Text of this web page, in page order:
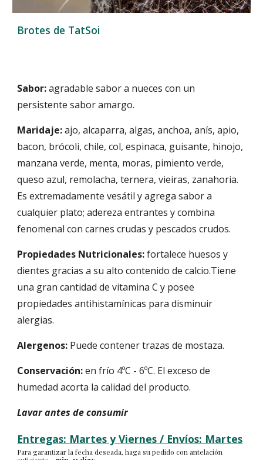
Brotes de TatSoi
Sabor: agradable sabor a nueces con un
persistente sabor amargo.
Maridaje: ajo, alcaparra, algas, anchoa, anís, apio,
bacon, brócoli, chile, col, espinaca, guisante, hinojo,
manzana verde, menta, moras, pimiento verde,
queso azul, remolacha, ternera, vieiras, zanahoria.
Es extremadamente vesátil y agrega sabor a
cualquier plato; adereza entrantes y combina
fenomenal con carnes crudas y pescados crudos.
Propiedades Nutricionales: fortalece huesos y
dientes gracias a su alto contenido de calcio.Tiene
una gran cantidad de vitamina C y posee
propiedades antihistamínicas para disminuir
alergias.
Alergenos: Puede contener trazas de mostaza.
Conservación:en frío 4ºC - 6ºC. El exceso de
humedad acorta la calidad del producto.
Lavar antes de consumir
Entregas: Martes y Viernes / Envíos: Martes
Para garantizar la fecha deseada, haga su pedido con antelación